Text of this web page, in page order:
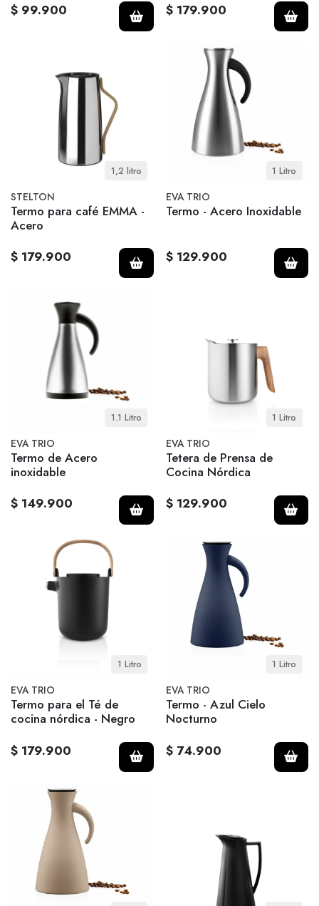
$ 99.900
$ 179.900
1,2 litro
STELTON
Termo para café EMMA -
Acero
$ 179.900
1 Litro
EVA TRIO
Termo - Acero Inoxidable
$ 129.900
1.1 Litro
EVA TRIO
Termo de Acero
inoxidable
$ 149.900
1 Litro
EVA TRIO
Tetera de Prensa de
Cocina Nórdica
$ 129.900
1 Litro
EVA TRIO
Termo para el Té de
cocina nórdica - Negro
$ 179.900
1 Litro
EVA TRIO
Termo - Azul Cielo
Nocturno
$ 74.900